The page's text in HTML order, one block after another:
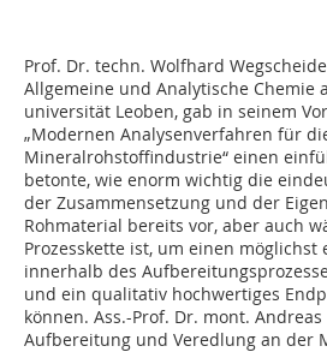
Prof. Dr. techn. Wolfhard
Allgemeine und Analytische Chemie
universität Leoben, gab in seinem
„Modernen Analysenverfahren für
Mineralrohstoffindustrie“ einen
betonte, wie enorm wichtig die
der Zusammensetzung und der
Rohmaterial bereits vor, aber auch
Prozesskette ist, um einen
innerhalb des
und ein qualitativ hochwertiges
können. Ass.-Prof. Dr. mont.
Aufbereitung und Veredlung an der